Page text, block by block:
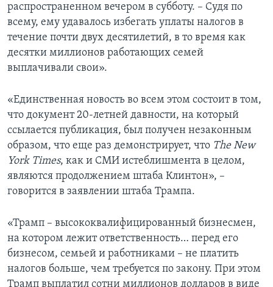
распространенном вечером в субботу. – Судя по
всему, ему удавалось избегать уплаты налогов в
течение почти двух десятилетий, в то время как
десятки миллионов работающих семей
выплачивали свои».
«Единственная новость во всем этом состоит в том,
что документ 20-летней давности, на который
ссылается публикация, был получен незаконным
образом, что еще раз демонстрирует, что The New
York Times, как и СМИ истеблишмента в целом,
являются продолжением штаба Клинтон», –
говорится в заявлении штаба Трампа.
«Трамп – высококвалифицированный бизнесмен,
на котором лежит ответственность… перед его
бизнесом, семьей и работниками – не платить
налогов больше, чем требуется по закону. При этом
Трамп выплатил сотни миллионов долларов в виде